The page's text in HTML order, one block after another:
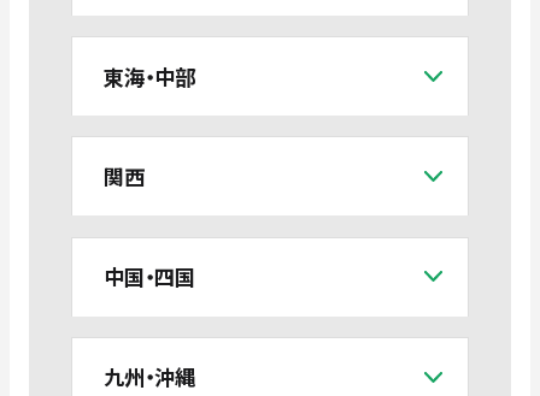
東海・中部
関西
中国・四国
九州・沖縄